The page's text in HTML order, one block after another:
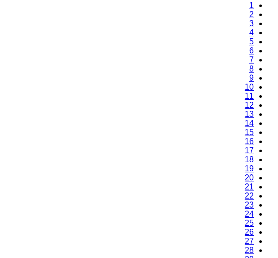
1
2
3
4
5
6
7
8
9
10
11
12
13
14
15
16
17
18
19
20
21
22
23
24
25
26
27
28